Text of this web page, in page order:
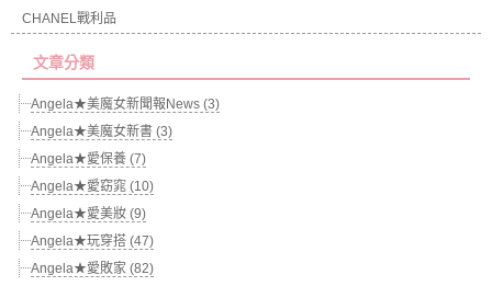
CHANEL戰利品
文章分類
Angela★美魔女新聞報News (3)
Angela★美魔女新書 (3)
Angela★愛保養 (7)
Angela★愛窈窕 (10)
Angela★愛美妝 (9)
Angela★玩穿搭 (47)
Angela★愛敗家 (82)